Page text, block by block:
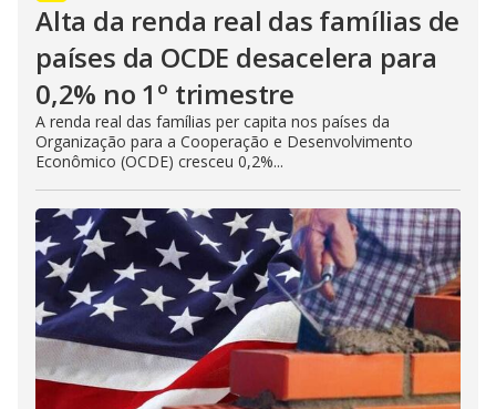
Alta da renda real das famílias de
países da OCDE desacelera para
0,2% no 1º trimestre
A renda real das famílias per capita nos países da
Organização para a Cooperação e Desenvolvimento
Econômico (OCDE) cresceu 0,2%...